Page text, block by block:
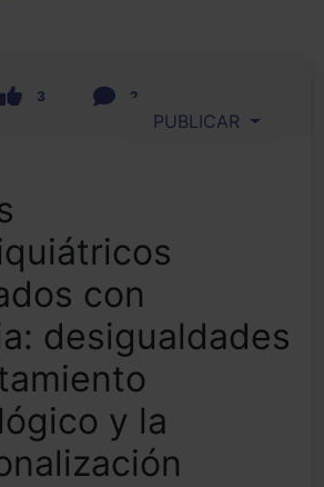
3 2
PUBLICAR
con
desigualdades
y la